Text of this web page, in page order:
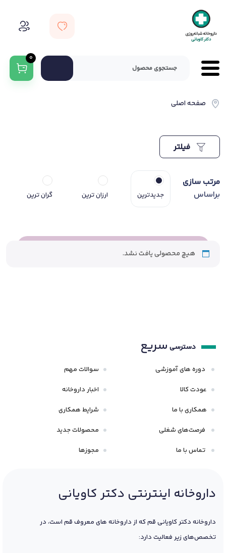
0
صفحه اصلی
مرتب سازی
براساس
جدیدترین ارزان ترین گران ترین
هیچ محصولی یافت نشد.
دسترسی سریع
دوره های آموزشی
عودت کالا
همکاری با ما
فرصت‌های شغلی
تماس با ما
سوالات مهم
اخبار داروخانه
شرایط همکاری
محصولات جدید
مجوزها
داروخانه اینترنتی دکتر کاویانی
داروخانه دکتر کاویانی قم که از داروخانه های معروف قم است، در
تخصص‌های زیر فعالیت دارد: